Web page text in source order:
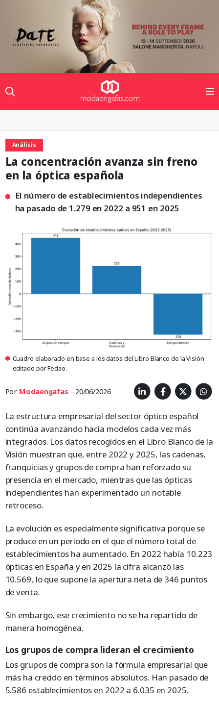
Análisis
La concentración avanza sin freno
en la óptica española
El número de establecimientos independientes
ha pasado de 1.279 en 2022 a 951 en 2025
Cuadro elaborado en base a los datos del Libro Blanco de la Visión
editado por Fedao.
Por Modaengafas - 20/06/2026
La estructura empresarial del sector óptico español
continúa avanzando hacia modelos cada vez más
integrados. Los datos recogidos en el Libro Blanco de la
Visión muestran que, entre 2022 y 2025, las cadenas,
franquicias y grupos de compra han reforzado su
presencia en el mercado, mientras que las ópticas
independientes han experimentado un notable
retroceso.
La evolución es especialmente significativa porque se
produce en un periodo en el que el número total de
establecimientos ha aumentado. En 2022 había 10.223
ópticas en España y en 2025 la cifra alcanzó las
10.569, lo que supone la apertura neta de 346 puntos
de venta.
Sin embargo, ese crecimiento no se ha repartido de
manera homogénea.
Los grupos de compra lideran el crecimiento
Los grupos de compra son la fórmula empresarial que
más ha crecido en términos absolutos. Han pasado de
5.586 establecimientos en 2022 a 6.035 en 2025.